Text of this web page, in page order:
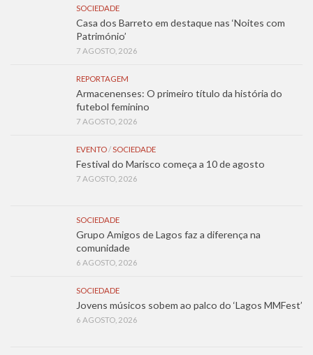
SOCIEDADE
Casa dos Barreto em destaque nas ‘Noites com
Património’
7 AGOSTO, 2026
REPORTAGEM
Armacenenses: O primeiro título da história do
futebol feminino
7 AGOSTO, 2026
EVENTO/SOCIEDADE
Festival do Marisco começa a 10 de agosto
7 AGOSTO, 2026
SOCIEDADE
Grupo Amigos de Lagos faz a diferença na
comunidade
6 AGOSTO, 2026
SOCIEDADE
Jovens músicos sobem ao palco do ‘Lagos MMFest’
6 AGOSTO, 2026